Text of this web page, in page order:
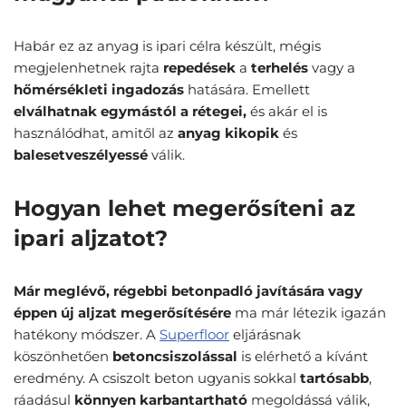
Habár ez az anyag is ipari célra készült, mégis
megjelenhetnek rajta repedések a terhelés vagy a
hőmérsékleti ingadozás hatására. Emellett
elválhatnak egymástól a rétegei, és akár el is
használódhat, amitől az anyag kikopik és
balesetveszélyessé válik.
Hogyan lehet megerősíteni az
ipari aljzatot?
Már meglévő, régebbi betonpadló javítására vagy
éppen új aljzat megerősítésére ma már létezik igazán
hatékony módszer. A Superfloor eljárásnak
köszönhetően betoncsiszolással is elérhető a kívánt
eredmény. A csiszolt beton ugyanis sokkal tartósabb,
ráadásul könnyen karbantartható megoldássá válik,